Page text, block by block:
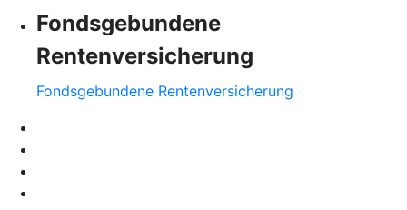
Fondsgebundene
Rentenversicherung
Fondsgebundene Rentenversicherung